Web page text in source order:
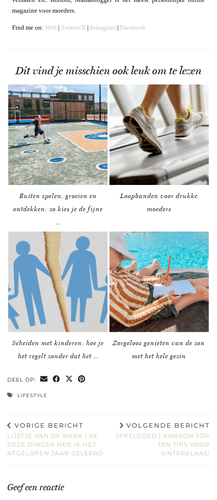
magazine voor moeders.
Find me on: Web | Twitter/X | Instagram | Facebook
Dit vind je misschien ook leuk om te lezen
Buiten spelen, groeien en
ontdekken: zo kies je de fijne
Loopbanden voor drukke
moeders
Scheiden met kinderen: hoe je
het regelt zonder dat het …
Zorgeloos genieten van de zon
met het hele gezin
DEEL OP:
LIFESTYLE
VORIGE BERICHT
LIJSTJE VAN DE WEEK | 5X
DEZE DINGEN HEB IK HET
AFGELOPEN JAAR GELEERD
VOLGENDE BERICHT
SPEELGOED | AMAZON TOP
TEN TIPS VOOR
SINTERKLAAS!
Geef een reactie